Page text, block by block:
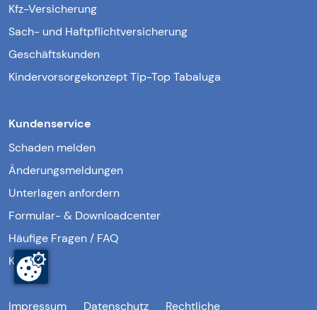
Kfz-Versicherung
Sach- und Haftpflichtversicherung
Geschäftskunden
Kindervorsorgekonzept Tip-Top Tabaluga
Kundenservice
Schaden melden
Änderungsmeldungen
Unterlagen anfordern
Formular- & Downloadcenter
Häufige Fragen / FAQ
Kontakt
Impressum Datenschutz Rechtliche